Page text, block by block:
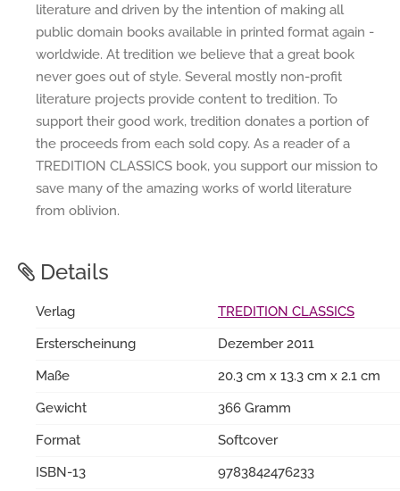
literature and driven by the intention of making all
public domain books available in printed format again -
worldwide. At tredition we believe that a great book
never goes out of style. Several mostly non-profit
literature projects provide content to tredition. To
support their good work, tredition donates a portion of
the proceeds from each sold copy. As a reader of a
TREDITION CLASSICS book, you support our mission to
save many of the amazing works of world literature
from oblivion.
Details
Verlag
TREDITION CLASSICS
Ersterscheinung
Dezember 2011
Maße
20.3 cm x 13.3 cm x 2.1 cm
Gewicht
366 Gramm
Format
Softcover
ISBN-13
9783842476233